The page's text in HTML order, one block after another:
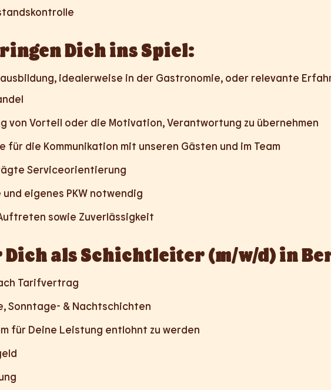
Dich ins Spiel:
idealerweise in der Gastronomie, oder relevante
von Vorteil oder die Motivation, Verantwortung zu übernehmen
für die Kommunikation mit unseren Gästen und im Team
Serviceorientierung
eigenes PKW notwendig
sowie Zuverlässigkeit
Dich als Schichtleiter (m/w/d) in
Tarifvertrag
Sonntage- & Nachtschichten
für Deine Leistung entlohnt zu werden